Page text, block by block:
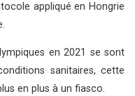
appliqué en Hongrie
en 2021 se sont
sanitaires, cette
en plus à un fiasco.